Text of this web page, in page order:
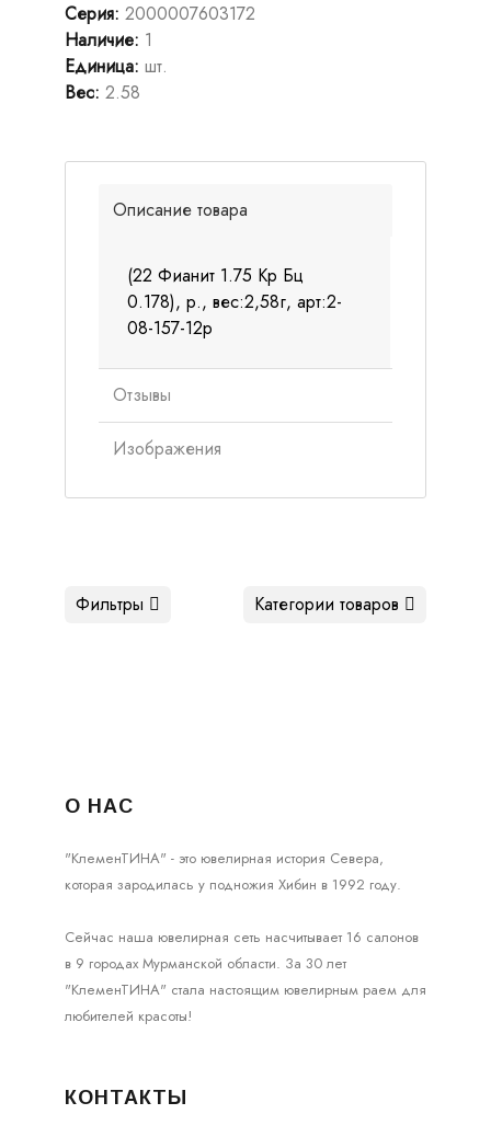
Серия: 2000007603172
Наличие: 1
Единица: шт.
Вес: 2.58
Описание товара
(22 Фианит 1.75 Кр Бц
0.178), р., вес:2,58г, арт:2-
08-157-12р
Отзывы
Изображения
Категории товаров
Фильтры
О НАС
"КлеменТИНА" - это ювелирная история Севера,
которая зародилась у подножия Хибин в 1992 году.
Сейчас наша ювелирная сеть насчитывает 16 салонов
в 9 городах Мурманской области. За 30 лет
"КлеменТИНА" стала настоящим ювелирным раем для
любителей красоты!
КОНТАКТЫ